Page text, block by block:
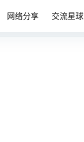
网络分享 交流星球